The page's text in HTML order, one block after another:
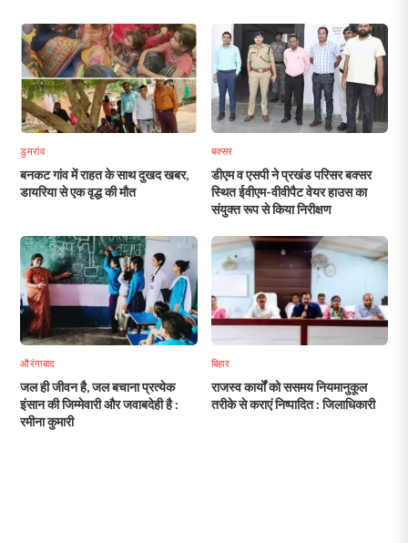
डुमरांव
बनकट गांव में राहत के साथ दुखद खबर,
डायरिया से एक वृद्ध की मौत
बक्सर
डीएम व एसपी ने प्रखंड परिसर बक्सर
स्थित ईवीएम-वीवीपैट वेयर हाउस का
संयुक्त रूप से किया निरीक्षण
औरंगाबाद
जल ही जीवन है, जल बचाना प्रत्येक
इंसान की जिम्मेवारी और जवाबदेही है :
रमीना कुमारी
बिहार
राजस्व कार्यों को ससमय नियमानुकूल
तरीके से कराएं निष्पादित : जिलाधिकारी